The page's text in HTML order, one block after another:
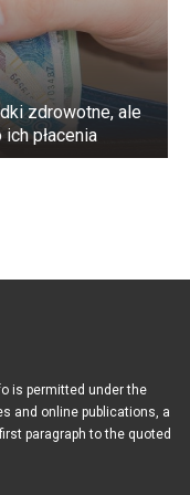
ochrona – ich
w ramię i patrząc
zdali sobie
farmy,
zdrowotne, ale
płacenia
is permitted under the
and online publications, a
paragraph to the quoted